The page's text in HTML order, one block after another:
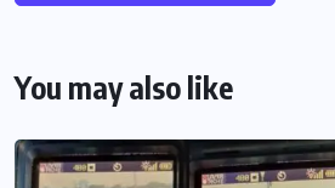
You may also like